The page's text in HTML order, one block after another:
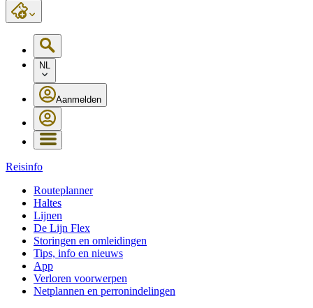
NL
Aanmelden
Reisinfo
Routeplanner
Haltes
Lijnen
De Lijn Flex
Storingen en omleidingen
Tips, info en nieuws
App
Verloren voorwerpen
Netplannen en perronindelingen